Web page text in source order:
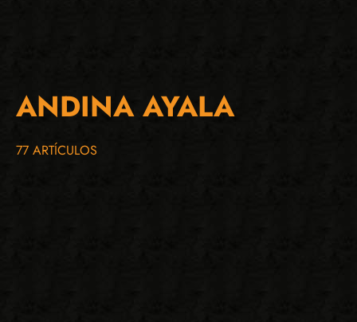
ANDINA AYALA
77 ARTÍCULOS